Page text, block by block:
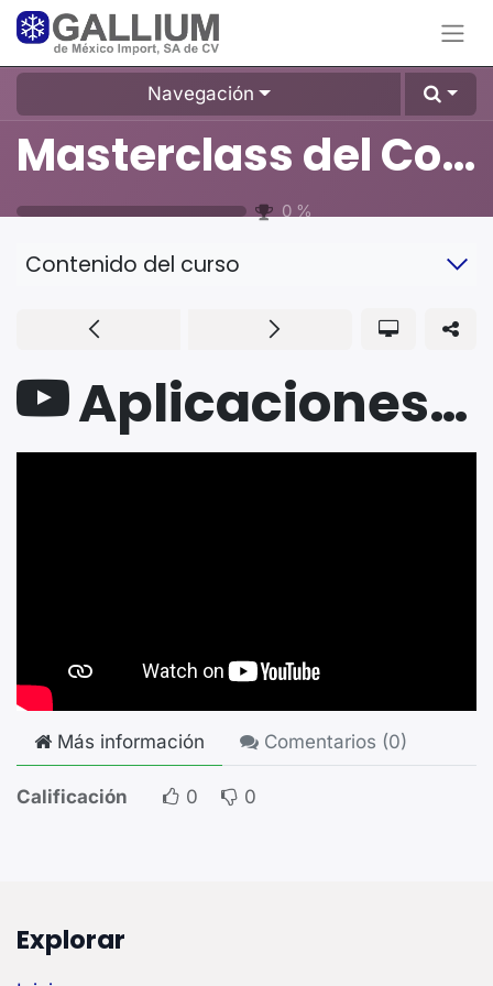
Navegación
Masterclass del Compresor Scroll
0 %
Contenido del curso
Aplicaciones para Baja Temperatura
Más información Comentarios (0)
Calificación 0 0
Explorar